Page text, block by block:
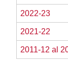
2022-23
2021-22
2011-12 al